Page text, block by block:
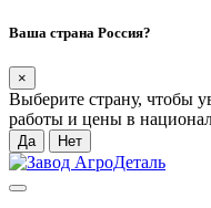
Ваша страна Россия?
×
Выберите страну, чтобы
работы и цены в
Да Нет